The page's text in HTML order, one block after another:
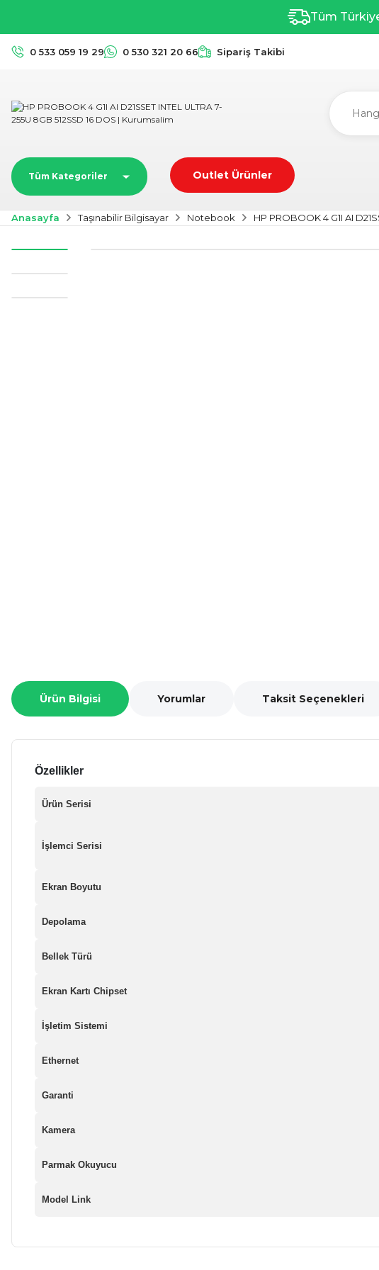
Tüm
0 533 059 19 29 0 530 321 20 66 Sipariş Takibi
Tüm Kategoriler Outlet Ürünler
Anasayfa Taşınabilir Bilgisayar Notebook HP PROBOOK 4 G1I AI
Ürün Bilgisi Yorumlar Taksit Seçenekleri
Özellikler
Ürün Serisi
İşlemci Serisi
Ekran Boyutu
Depolama
Bellek Türü
Ekran Kartı Chipset
İşletim Sistemi
Ethernet
Garanti
Kamera
Parmak Okuyucu
Model Link